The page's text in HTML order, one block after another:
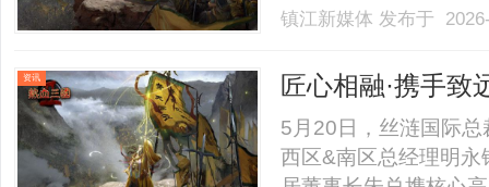
Scl-70抗体靶抗原为
者可达75%；局.........
镇江新媒体 发布于
资讯
匠心相融·携手致
流指导
5月20日，丝涟国际
西区&南区总经理明